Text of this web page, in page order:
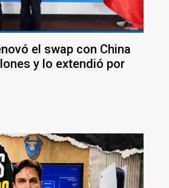
el swap con China
y lo extendió por